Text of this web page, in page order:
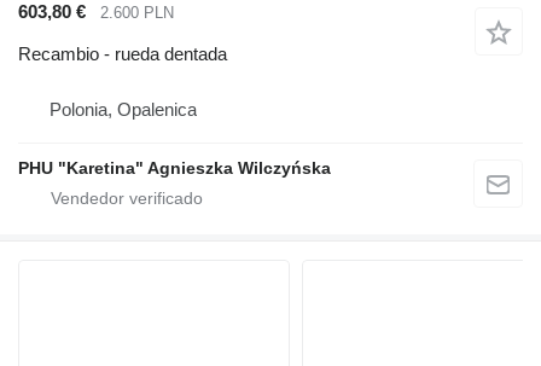
603,80 € 2.600 PLN
Recambio - rueda dentada
Polonia, Opalenica
PHU "Karetina" Agnieszka Wilczyńska